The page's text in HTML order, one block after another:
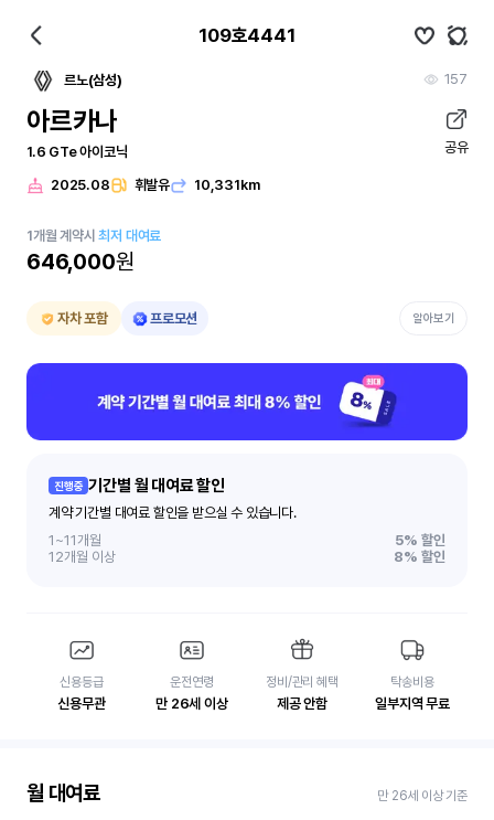
109호4441
르노(삼성) 157
아르카나
1.6 GTe 아이코닉 공유
2025.08 휘발유 10,331km
1개월 계약시최저 대여료
646,000원
자차 포함 프로모션 알아보기
진행중 기간별 월 대여료 할인
계약 기간별 대여료 할인을 받으실 수 있습니다.
1~11개월
5% 할인
12개월 이상
8% 할인
신용등급
신용무관
운전연령
만 26세 이상
정비/관리 혜택
제공 안함
탁송비용
일부지역 무료
월 대여료 만 26세 이상 기준